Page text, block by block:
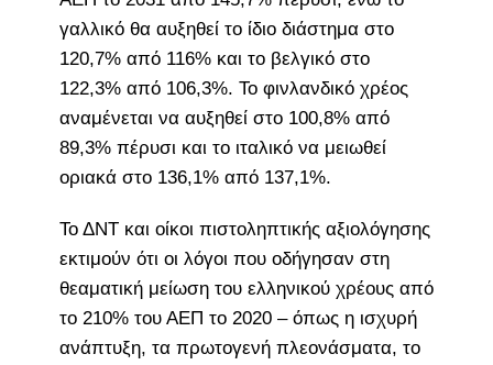
γαλλικό θα αυξηθεί το ίδιο διάστημα στο
120,7% από 116% και το βελγικό στο
122,3% από 106,3%. Το φινλανδικό χρέος
αναμένεται να αυξηθεί στο 100,8% από
89,3% πέρυσι και το ιταλικό να μειωθεί
οριακά στο 136,1% από 137,1%.
Το ΔΝΤ και οίκοι πιστοληπτικής αξιολόγησης
εκτιμούν ότι οι λόγοι που οδήγησαν στη
θεαματική μείωση του ελληνικού χρέους από
το 210% του ΑΕΠ το 2020 – όπως η ισχυρή
ανάπτυξη, τα πρωτογενή πλεονάσματα, το